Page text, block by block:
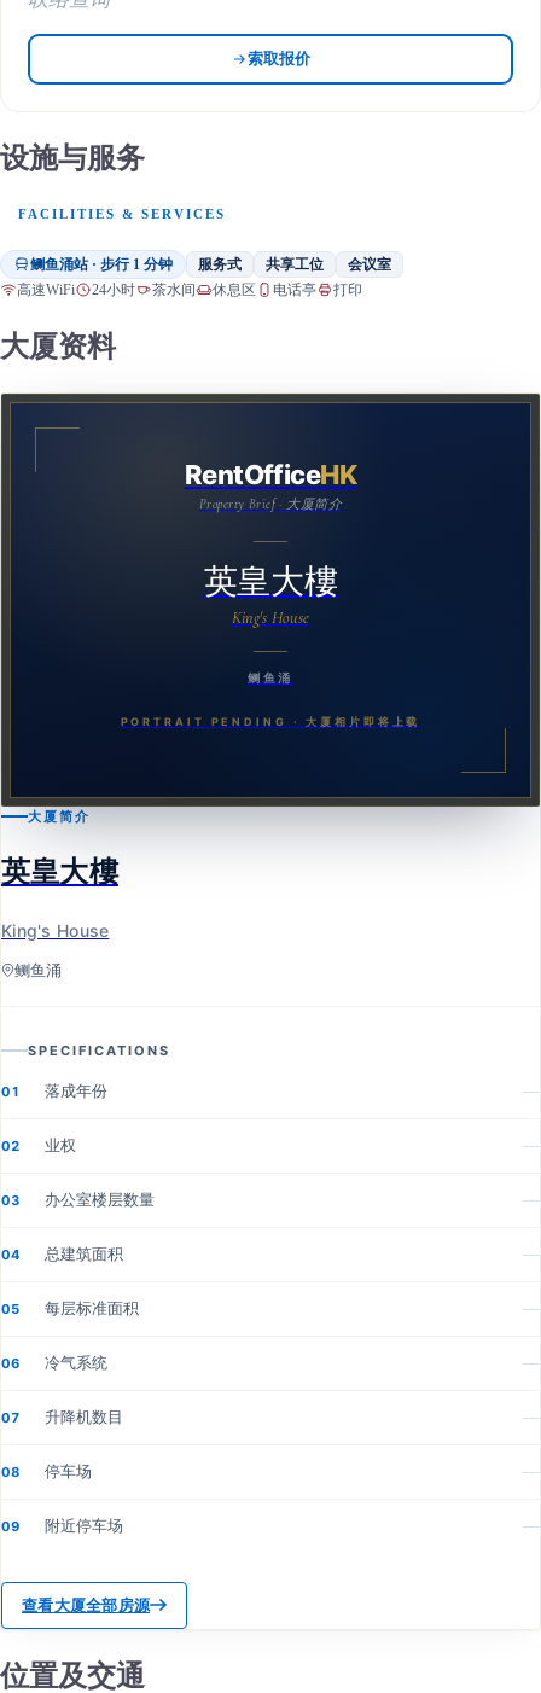
索取报价
设施与服务
FACILITIES & SERVICES
鲗鱼涌站 · 步行 1 分钟 服务式 共享工位 会议室
高速WiFi 24小时 茶水间 休息区 电话亭 打印
大厦资料
RentOfficeHK
Property Brief · 大厦简介
英皇大樓
King's House
鲗鱼涌
PORTRAIT PENDING · 大厦相片即将上载
大厦简介
英皇大樓
King's House
鲗鱼涌
SPECIFICATIONS
01 落成年份 —
02 业权 —
03 办公室楼层数量 —
04 总建筑面积 —
05 每层标准面积 —
06 冷气系统 —
07 升降机数目 —
08 停车场 —
09 附近停车场 —
查看大厦全部房源
位置及交通